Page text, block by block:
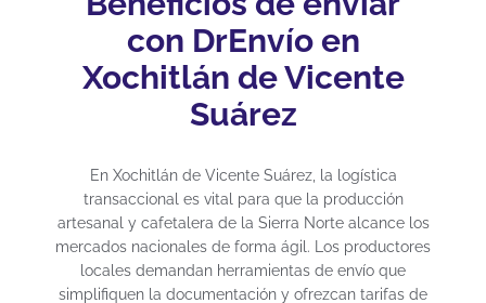
con DrEnvío en
Xochitlán de Vicente
Suárez
En Xochitlán de Vicente Suárez, la logística
transaccional es vital para que la producción
artesanal y cafetalera de la Sierra Norte alcance los
mercados nacionales de forma ágil. Los productores
locales demandan herramientas de envío que
simplifiquen la documentación y ofrezcan tarifas de